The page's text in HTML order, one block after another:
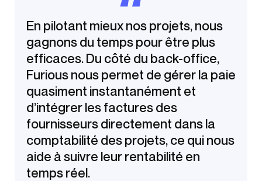
En pilotant mieux nos projets, nous
gagnons du temps pour être plus
efficaces. Du côté du back-office,
Furious nous permet de gérer la paie
quasiment instantanément et
d’intégrer les factures des
fournisseurs directement dans la
comptabilité des projets, ce qui nous
aide à suivre leur rentabilité en
temps réel.